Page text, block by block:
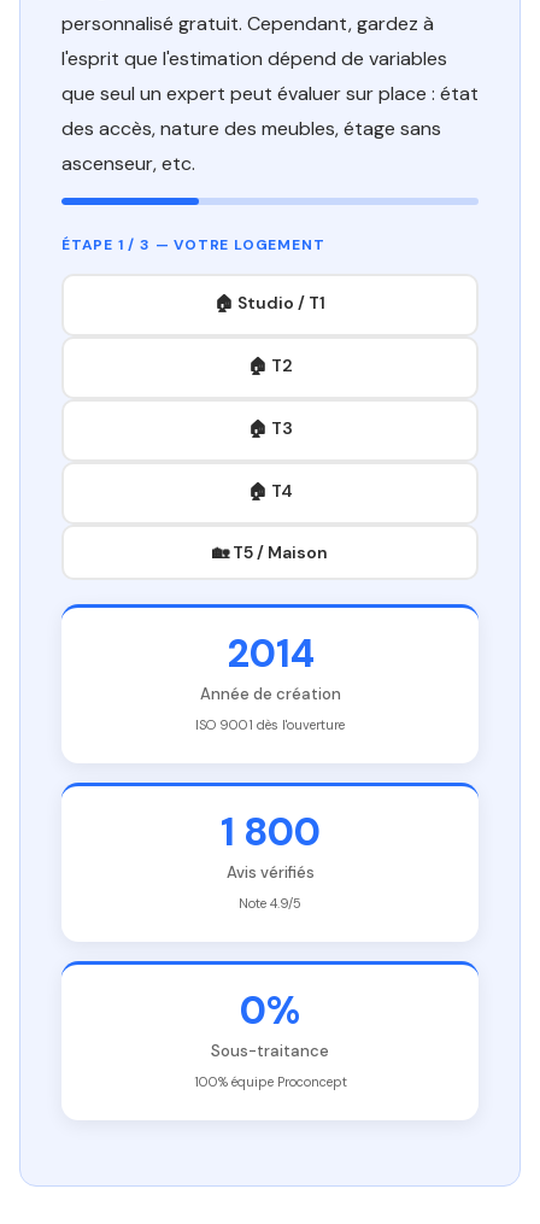
personnalisé gratuit. Cependant, gardez à
l'esprit que l'estimation dépend de variables
que seul un expert peut évaluer sur place : état
des accès, nature des meubles, étage sans
ascenseur, etc.
ÉTAPE 1 / 3 — VOTRE LOGEMENT
🏠 Studio / T1
🏠 T2
🏠 T3
🏠 T4
🏡 T5 / Maison
2014
Année de création
ISO 9001 dès l'ouverture
1 800
Avis vérifiés
Note 4.9/5
0%
Sous-traitance
100% équipe Proconcept